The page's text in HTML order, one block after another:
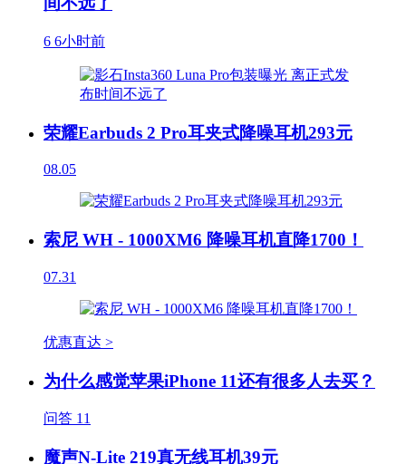
6 6小时前
荣耀Earbuds 2 Pro耳夹式降噪耳机293元
08.05
索尼 WH - 1000XM6 降噪耳机直降1700！
07.31
优惠直达 >
为什么感觉苹果iPhone 11还有很多人去买？
问答 11
魔声N-Lite 219真无线耳机39元